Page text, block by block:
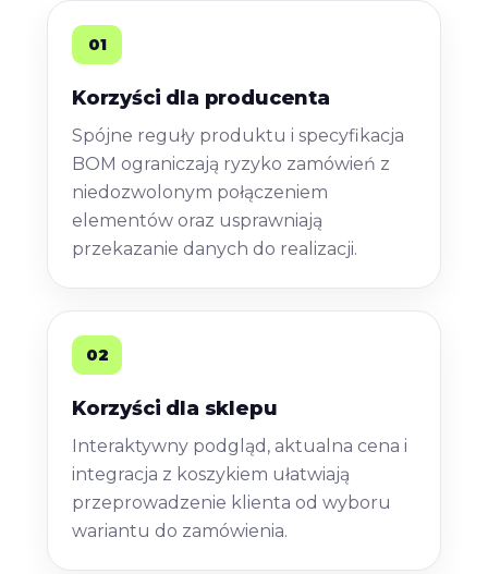
01
Korzyści dla producenta
Spójne reguły produktu i specyfikacja
BOM ograniczają ryzyko zamówień z
niedozwolonym połączeniem
elementów oraz usprawniają
przekazanie danych do realizacji.
02
Korzyści dla sklepu
Interaktywny podgląd, aktualna cena i
integracja z koszykiem ułatwiają
przeprowadzenie klienta od wyboru
wariantu do zamówienia.